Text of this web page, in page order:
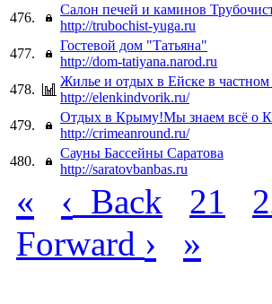
476.
Салон печей и каминов
http://trubochist-yuga.ru
477.
Гостевой дом "Татьяна"
http://dom-tatiyana.narod.ru
478.
Жилье и отдых в Ейске в частном
http://elenkindvorik.ru/
479.
Отдых в Крыму!Мы знаем всё о
http://crimeanround.ru/
480.
Сауны Бассейны Саратова
http://saratovbanbas.ru
« ‹ Back 21
Forward › »